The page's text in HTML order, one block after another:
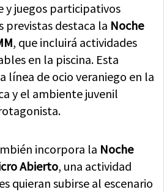
y juegos participativos
previstas destaca la Noche
, que incluirá actividades
en la piscina. Esta
línea de ocio veraniego en la
y el ambiente juvenil
incorpora la Noche
Abierto, una actividad
quieran subirse al escenario